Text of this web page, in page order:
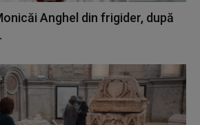
Anghel din frigider, după